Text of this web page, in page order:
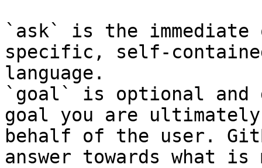
`ask` is the
specific, self-
language.
`goal` is optional and
goal you are
behalf of the user.
answer towards what